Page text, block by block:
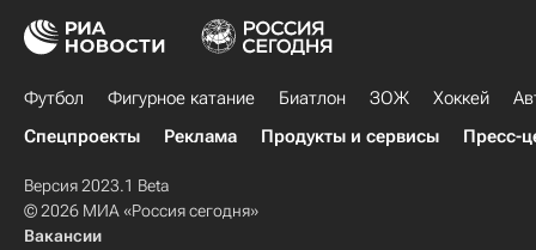
Футбол Фигурное катание Биатлон ЗОЖ Хоккей
Спецпроекты
Реклама Продукты и сервисы Пресс-
Версия 2023.1 Beta
© 2026 МИА «Россия сегодня»
Вакансии